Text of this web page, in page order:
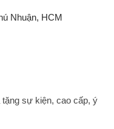
Nhuận, HCM
sự kiện, cao cấp, ý